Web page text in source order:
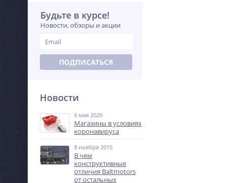
Будьте в курсе!
Новости, обзоры и акции
ПОДПИСАТЬСЯ
Новости
6 мая 2020
Магазины в условиях
коронавируса
8 ноября 2015
В чем
конструктивные
отличия Baltmotors
от остальных